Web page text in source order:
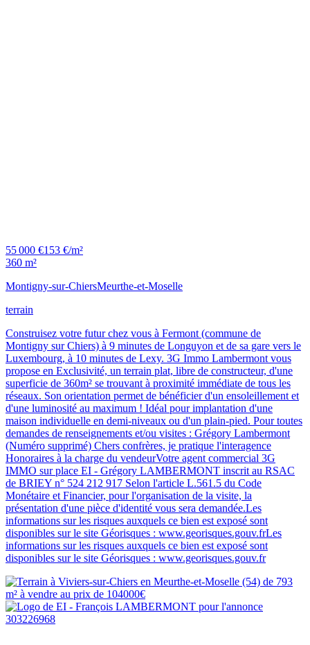
55 000 €153 €/m²
360 m²
Montigny-sur-ChiersMeurthe-et-Moselle
terrain
Construisez votre futur chez vous à Fermont (commune de
Montigny sur Chiers) à 9 minutes de Longuyon et de sa gare vers le
Luxembourg, à 10 minutes de Lexy. 3G Immo Lambermont vous
propose en Exclusivité, un terrain plat, libre de constructeur, d'une
superficie de 360m² se trouvant à proximité immédiate de tous les
réseaux. Son orientation permet de bénéficier d'un ensoleillement et
d'une luminosité au maximum ! Idéal pour implantation d'une
maison individuelle en demi-niveaux ou d'un plain-pied. Pour toutes
demandes de renseignements et/ou visites : Grégory Lambermont
(Numéro supprimé) Chers confrères, je pratique l'interagence
Honoraires à la charge du vendeurVotre agent commercial 3G
IMMO sur place EI - Grégory LAMBERMONT inscrit au RSAC
de BRIEY n° 524 212 917 Selon l'article L.561.5 du Code
Monétaire et Financier, pour l'organisation de la visite, la
présentation d'une pièce d'identité vous sera demandée.Les
informations sur les risques auxquels ce bien est exposé sont
disponibles sur le site Géorisques : www.georisques.gouv.frLes
informations sur les risques auxquels ce bien est exposé sont
disponibles sur le site Géorisques : www.georisques.gouv.fr